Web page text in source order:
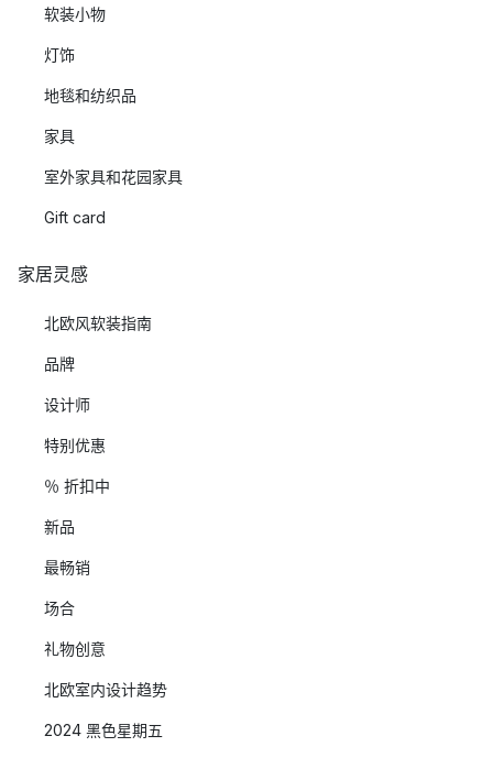
软装小物
灯饰
地毯和纺织品
家具
室外家具和花园家具
Gift card
家居灵感
北欧风软装指南
品牌
设计师
特别优惠
％ 折扣中
新品
最畅销
场合
礼物创意
北欧室内设计趋势
2024 黑色星期五